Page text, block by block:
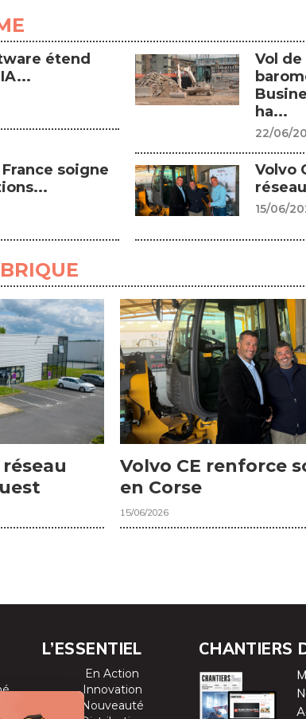
étend
Vol
ha...
22/06/
soigne
Volvo
15/06/
Volvo CE renforce
en Corse
15/06/2026
L’ESSENTIEL
En Action
Innovation
Nouveauté
CHANTIERS